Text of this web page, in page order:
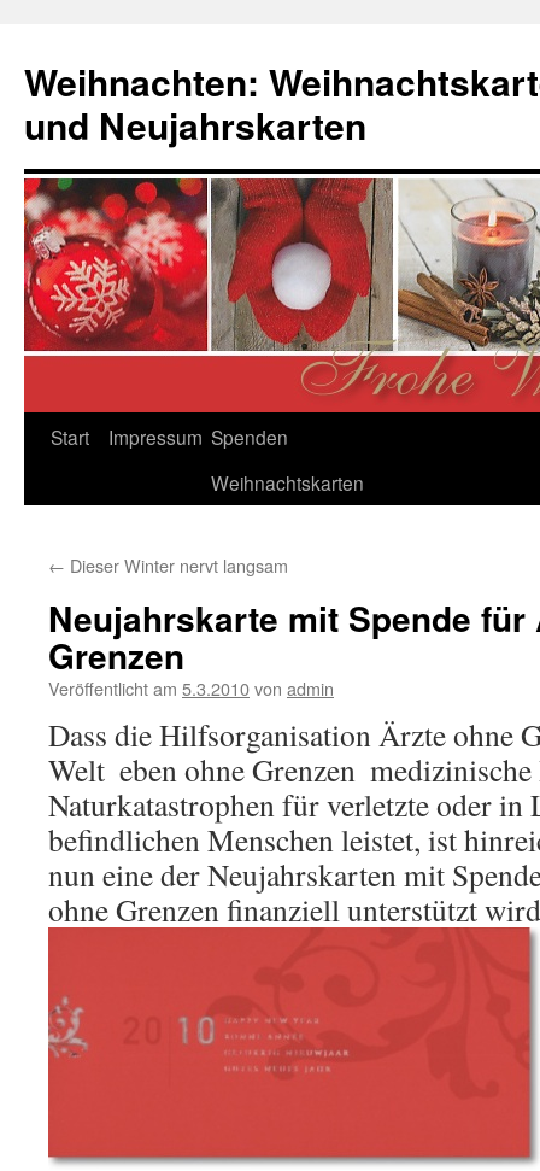
springen
Weihnachten:
und Neujahrskarten
Start Impressum Spenden
Weihnachtskarten
← Dieser Winter nervt langsam
Neujahrskarte mit Spende für
Grenzen
Veröffentlicht am 5.3.2010von admin
Dass die Hilfsorganisation Ärzte ohne
Welt  eben ohne Grenzen 
Naturkatastrophen für verletzte oder in
befindlichen Menschen leistet, ist
nun eine der Neujahrskarten mit
ohne Grenzen finanziell unterstützt